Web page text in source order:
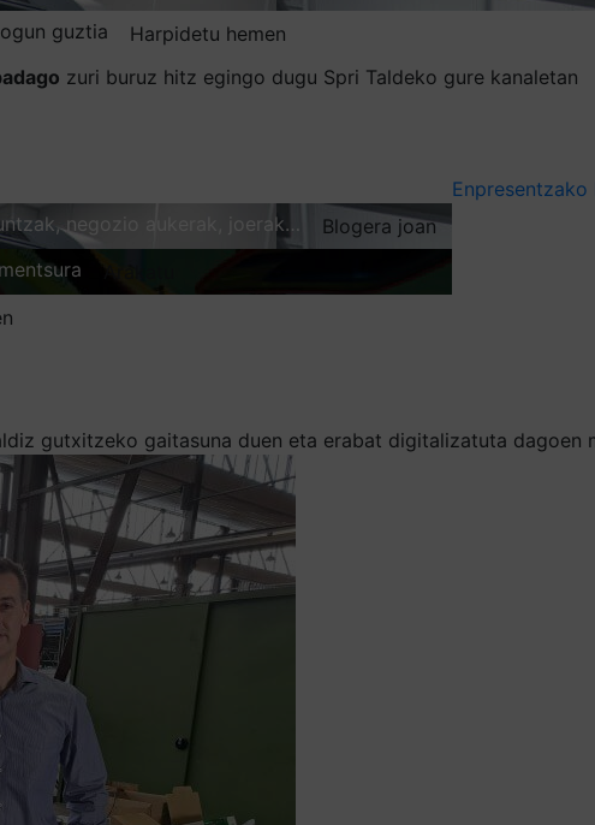
guztia
Harpidetu hemen
zuri buruz hitz egingo dugu Spri Taldeko gure kanaletan
negozio aukerak, joerak…
Blogera joan
Enpresentzako
gutxitzeko gaitasuna duen eta erabat digitalizatuta dagoen